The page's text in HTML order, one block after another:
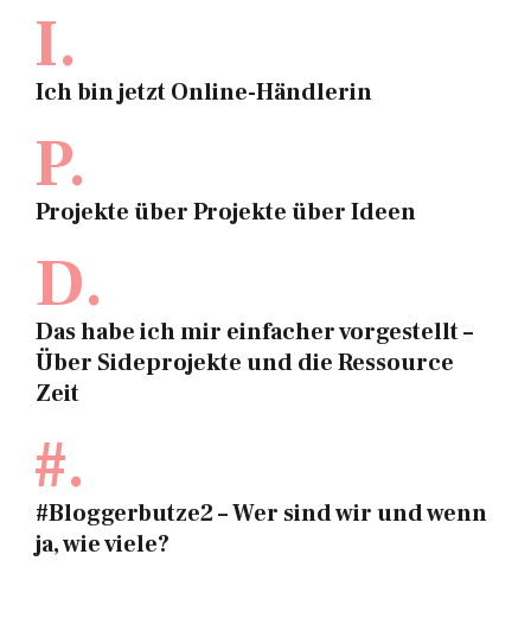
I.
Ich bin jetzt Online-Händlerin
P.
Projekte über Projekte über Ideen
D.
Das habe ich mir einfacher vorgestellt –
Über Sideprojekte und die Ressource
Zeit
#.
#Bloggerbutze2 – Wer sind wir und wenn
ja, wie viele?